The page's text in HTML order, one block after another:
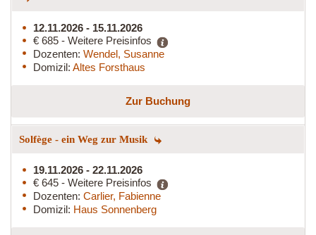
12.11.2026 - 15.11.2026
€ 685 - Weitere Preisinfos
Dozenten: Wendel, Susanne
Domizil: Altes Forsthaus
Zur Buchung
Solfège - ein Weg zur Musik
19.11.2026 - 22.11.2026
€ 645 - Weitere Preisinfos
Dozenten: Carlier, Fabienne
Domizil: Haus Sonnenberg